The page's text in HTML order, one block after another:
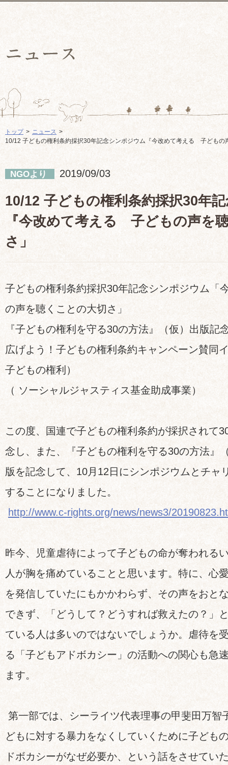
トップ
ニュース
10/12 子どもの権利条約採択30年記念シンポジウム『今改めて考える 子どもの
NGOより 2019/09/03
10/12 子どもの権利条約採択30年
『今改めて考える 子どもの声を
さ」
子どもの権利条約採択30年記念シンポジウム
の声を聴くことの大切さ」
『子どもの権利を守る30の方法』（仮）出版記
広げよう！子どもの権利条約キャンペーン賛同
子どもの権利）
（ ソーシャルジャスティス基金助成事業）
この度、国連で子どもの権利条約が採択されて
念し、また、『子どもの権利を守る30の方法』
版を記念して、10月12日にシンポジウムとチャ
することになりました。
http://www.c-rights.org/news/news3/
昨今、児童虐待によって子どもの命が奪われる
人が胸を痛めていることと思います。特に、心
を発信していたにもかかわらず、その声をおと
できず、「どうして？どうすれば救えたの？」
ている人は多いのではないでしょうか。虐待を
る「子どもアドボカシー」の活動への関心も急
ます。
第一部では、シーライツ代表理事の甲斐田万智
どもに対する暴力をなくしていくために子ども
ドボカシーがなぜ必要か、という話をさせてい